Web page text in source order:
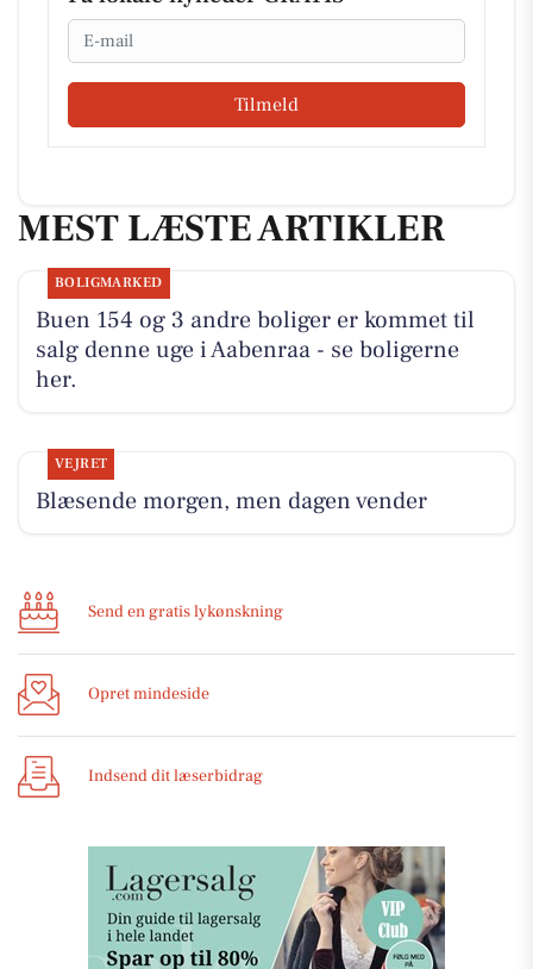
Email
Tilmeld
MEST LÆSTE ARTIKLER
BOLIGMARKED
Buen 154 og 3 andre boliger er kommet til
salg denne uge i Aabenraa - se boligerne
her.
VEJRET
Blæsende morgen, men dagen vender
Send en gratis lykønskning
Opret mindeside
Indsend dit læserbidrag